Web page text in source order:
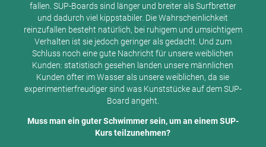
fallen. SUP-Boards sind länger und breiter als Surfbretter
und dadurch viel kippstabiler. Die Wahrscheinlichkeit
reinzufallen besteht natürlich, bei ruhigem und umsichtigem
Verhalten ist sie jedoch geringer als gedacht. Und zum
Schluss noch eine gute Nachricht für unsere weiblichen
Kunden: statistisch gesehen landen unsere männlichen
Kunden öfter im Wasser als unsere weiblichen, da sie
experimentierfreudiger sind was Kunststücke auf dem SUP-
Board angeht.
Muss man ein guter Schwimmer sein, um an einem SUP-
Kurs teilzunehmen?